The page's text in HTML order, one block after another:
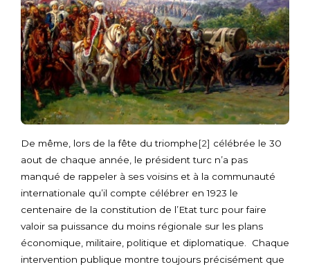
De même, lors de la fête du triomphe[2] célébrée le 30
aout de chaque année, le président turc n’a pas
manqué de rappeler à ses voisins et à la communauté
internationale qu’il compte célébrer en 1923 le
centenaire de la constitution de l’Etat turc pour faire
valoir sa puissance du moins régionale sur les plans
économique, militaire, politique et diplomatique. Chaque
intervention publique montre toujours précisément que